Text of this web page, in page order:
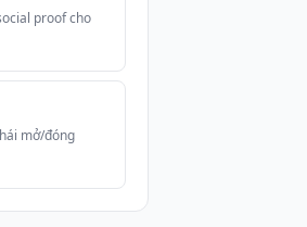
proof cho
mở/đóng